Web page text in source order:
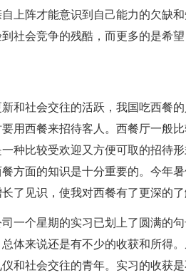
上阵才能意识到自己能力的欠缺
社会竞争的残酷，而更多的是希
和社会交往的活跃，我国吃西餐
用西餐来招待客人。西餐厅一般
种比较受欢迎又方便可取的招待
方面的知识是十分重要的。今年
了见识，使我对西餐有了更深的了
一个星期的实习已划上了圆满的
体来说还是有不少的收获和所得
和社会交往的青年。实习的收获是